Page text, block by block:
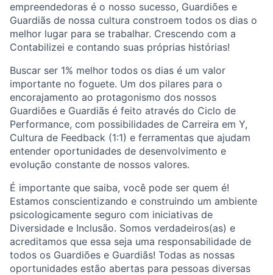
empreendedoras é o nosso sucesso, Guardiões e
Guardiãs de nossa cultura constroem todos os dias o
melhor lugar para se trabalhar. Crescendo com a
Contabilizei e contando suas próprias histórias!
Buscar ser 1% melhor todos os dias é um valor
importante no foguete. Um dos pilares para o
encorajamento ao protagonismo dos nossos
Guardiões e Guardiãs é feito através do Ciclo de
Performance, com possibilidades de Carreira em Y,
Cultura de Feedback (1:1) e ferramentas que ajudam
entender oportunidades de desenvolvimento e
evolução constante de nossos valores.
É importante que saiba, você pode ser quem é!
Estamos conscientizando e construindo um ambiente
psicologicamente seguro com iniciativas de
Diversidade e Inclusão. Somos verdadeiros(as) e
acreditamos que essa seja uma responsabilidade de
todos os Guardiões e Guardiãs! Todas as nossas
oportunidades estão abertas para pessoas diversas